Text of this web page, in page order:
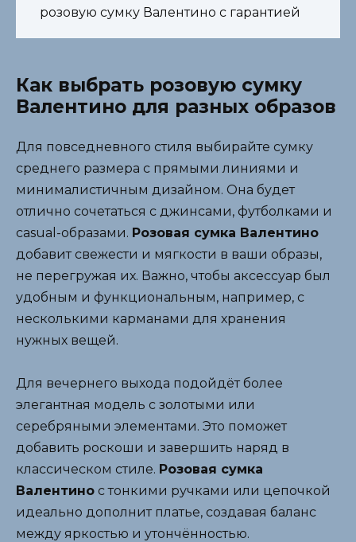
розовую сумку Валентино с гарантией
Как выбрать розовую сумку
Валентино для разных образов
Для повседневного стиля выбирайте сумку
среднего размера с прямыми линиями и
минималистичным дизайном. Она будет
отлично сочетаться с джинсами, футболками и
casual-образами. Розовая сумка Валентино
добавит свежести и мягкости в ваши образы,
не перегружая их. Важно, чтобы аксессуар был
удобным и функциональным, например, с
несколькими карманами для хранения
нужных вещей.
Для вечернего выхода подойдёт более
элегантная модель с золотыми или
серебряными элементами. Это поможет
добавить роскоши и завершить наряд в
классическом стиле. Розовая сумка
Валентино с тонкими ручками или цепочкой
идеально дополнит платье, создавая баланс
между яркостью и утончённостью.